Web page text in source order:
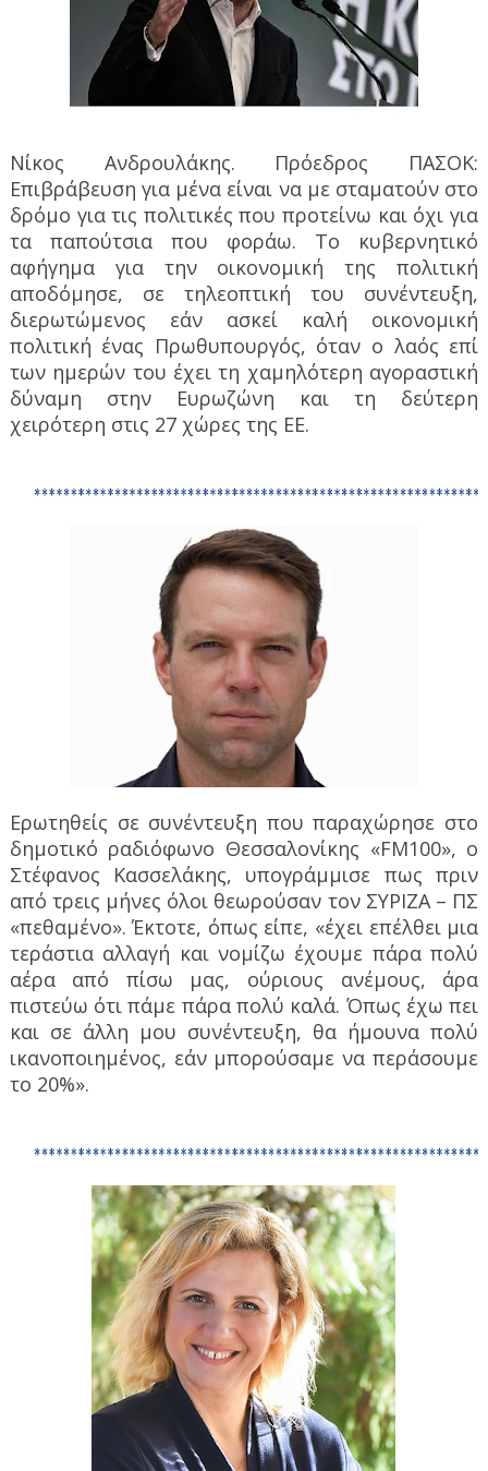
Νίκος Ανδρουλάκης. Πρόεδρος ΠΑΣΟΚ:
Επιβράβευση για μένα είναι να με σταματούν στο
δρόμο για τις πολιτικές που προτείνω και όχι για
τα παπούτσια που φοράω. Το κυβερνητικό
αφήγημα για την οικονομική της πολιτική
αποδόμησε, σε τηλεοπτική του συνέντευξη,
διερωτώμενος εάν ασκεί καλή οικονομική
πολιτική ένας Πρωθυπουργός, όταν ο λαός επί
των ημερών του έχει τη χαμηλότερη αγοραστική
δύναμη στην Ευρωζώνη και τη δεύτερη
χειρότερη στις 27 χώρες της ΕΕ.
Ερωτηθείς σε συνέντευξη που παραχώρησε στο
δημοτικό ραδιόφωνο Θεσσαλονίκης «FM100», ο
Στέφανος Κασσελάκης, υπογράμμισε πως πριν
από τρεις μήνες όλοι θεωρούσαν τον ΣΥΡΙΖΑ – ΠΣ
«πεθαμένο». Έκτοτε, όπως είπε, «έχει επέλθει μια
τεράστια αλλαγή και νομίζω έχουμε πάρα πολύ
αέρα από πίσω μας, ούριους ανέμους, άρα
πιστεύω ότι πάμε πάρα πολύ καλά. Όπως έχω πει
και σε άλλη μου συνέντευξη, θα ήμουνα πολύ
ικανοποιημένος, εάν μπορούσαμε να περάσουμε
το 20%».